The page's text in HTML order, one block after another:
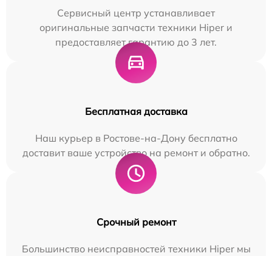
Сервисный центр устанавливает
оригинальные запчасти техники Hiper и
предоставляет гарантию до 3 лет.
Бесплатная доставка
Наш курьер в Ростове-на-Дону бесплатно
доставит ваше устройство на ремонт и обратно.
Срочный ремонт
Большинство неисправностей техники Hiper мы